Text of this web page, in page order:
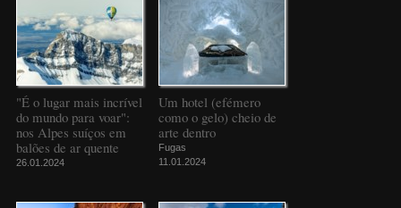
"É o lugar mais incrível
do mundo para voar":
nos Alpes suíços em
balões de ar quente
26.01.2024
Um hotel (efémero
como o gelo) cheio de
arte dentro
Fugas
11.01.2024